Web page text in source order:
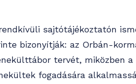
sajtótájékoztatón
bizonyítják: az Orbán-
tervét, miközben
fogadására